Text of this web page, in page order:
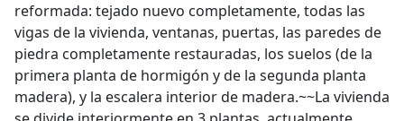
reformada: tejado nuevo completamente, todas las
vigas de la vivienda, ventanas, puertas, las paredes de
piedra completamente restauradas, los suelos (de la
primera planta de hormigón y de la segunda planta
madera), y la escalera interior de madera.~~La vivienda